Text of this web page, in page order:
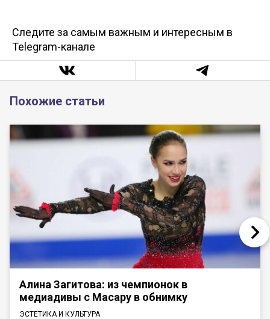
Следите за самым важным и интересным в
Telegram-канале
Похожие статьи
Алина Загитова: из чемпионок в
медиадивы с Масару в обнимку
ЭСТЕТИКА И КУЛЬТУРА